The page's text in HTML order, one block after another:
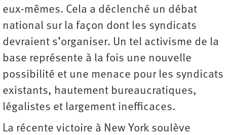
eux-mêmes. Cela a déclenché un débat
national sur la façon dont les syndicats
devraient s’organiser. Un tel activisme de la
base représente à la fois une nouvelle
possibilité et une menace pour les syndicats
existants, hautement bureaucratiques,
légalistes et largement inefficaces.
La récente victoire à New York soulève